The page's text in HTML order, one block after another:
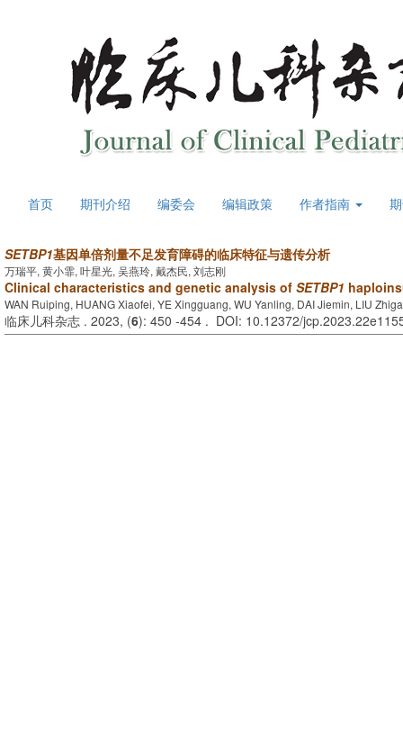
首页 期刊介绍 编委会 编辑政策 作者指南
SETBP1基因单倍剂量不足发育障碍的临床特征与遗传分析
万瑞平, 黄小霏, 叶星光, 吴燕玲, 戴杰民, 刘志刚
Clinical characteristics and genetic analysis of SETBP1
WAN Ruiping, HUANG Xiaofei, YE Xingguang, WU Yanling, DAI Jiemin, LIU
临床儿科杂志 . 2023, (6): 450 -454 . DOI: 10.12372/